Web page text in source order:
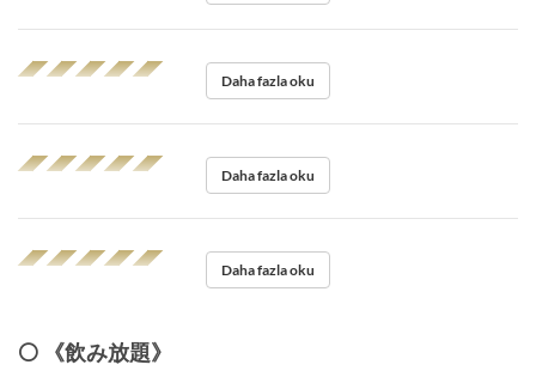
◢◤◢◤◢◤◢◤◢◤
Daha fazla oku
◢◤◢◤◢◤◢◤◢◤
Daha fazla oku
◢◤◢◤◢◤◢◤◢◤
Daha fazla oku
⚪️ 《飲み放題》